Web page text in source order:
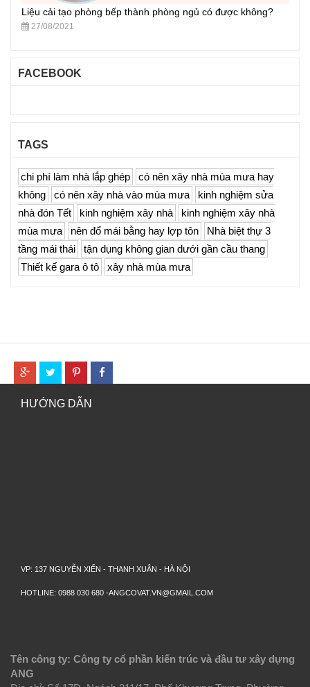
Liệu cải tạo phòng bếp thành phòng ngủ có được không?
27/08/2021
FACEBOOK
TAGS
chi phí làm nhà lắp ghép
có nên xây nhà mùa mưa hay
không
có nên xây nhà vào mùa mưa
kinh nghiệm sửa
nhà đón Tết
kinh nghiệm xây nhà
kinh nghiệm xây nhà
mùa mưa
nên đổ mái bằng hay lợp tôn
Nhà biệt thự 3
tầng mái thái
tận dụng không gian dưới gần cầu thang
Thiết kế gara ô tô
xây nhà mùa mưa
HƯỚNG DẪN
VP: 137 NGUYỄN XIỂN - THANH XUÂN - HÀ NỘI
HOTLINE: 0988 030 680 -ANGCOVAT.VN@GMAIL.COM
Tên công ty: Công ty cổ phần kiến trúc và đầu tư xây dựng
ANG